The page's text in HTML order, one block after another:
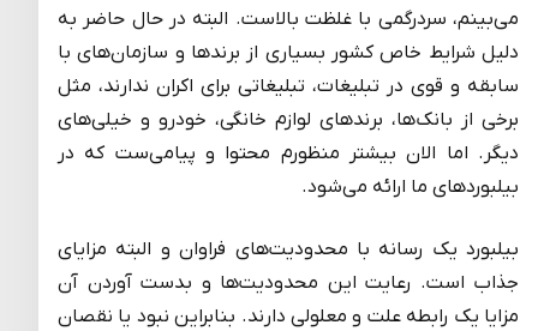
می‌بینم، سردرگمی با غلظت بالاست. البته در حال حاضر به
دلیل شرایط خاص کشور بسیاری از برندها و سازمان‌های با
سابقه و قوی در تبلیغات، تبلیغاتی برای اکران ندارند، مثل
برخی از بانک‌ها، برندهای لوازم خانگی، خودرو و خیلی‌های
دیگر. اما الان بیشتر منظورم محتوا و پیامی‌ست که در
بیلبوردهای ما ارائه می‌شود.
بیلبورد یک رسانه با محدودیت‌های فراوان و البته مزایای
جذاب است. رعایت این محدودیت‌ها و بدست آوردن آن
مزایا یک رابطه علت و معلولی دارند. بنابراین نبود یا نقصان